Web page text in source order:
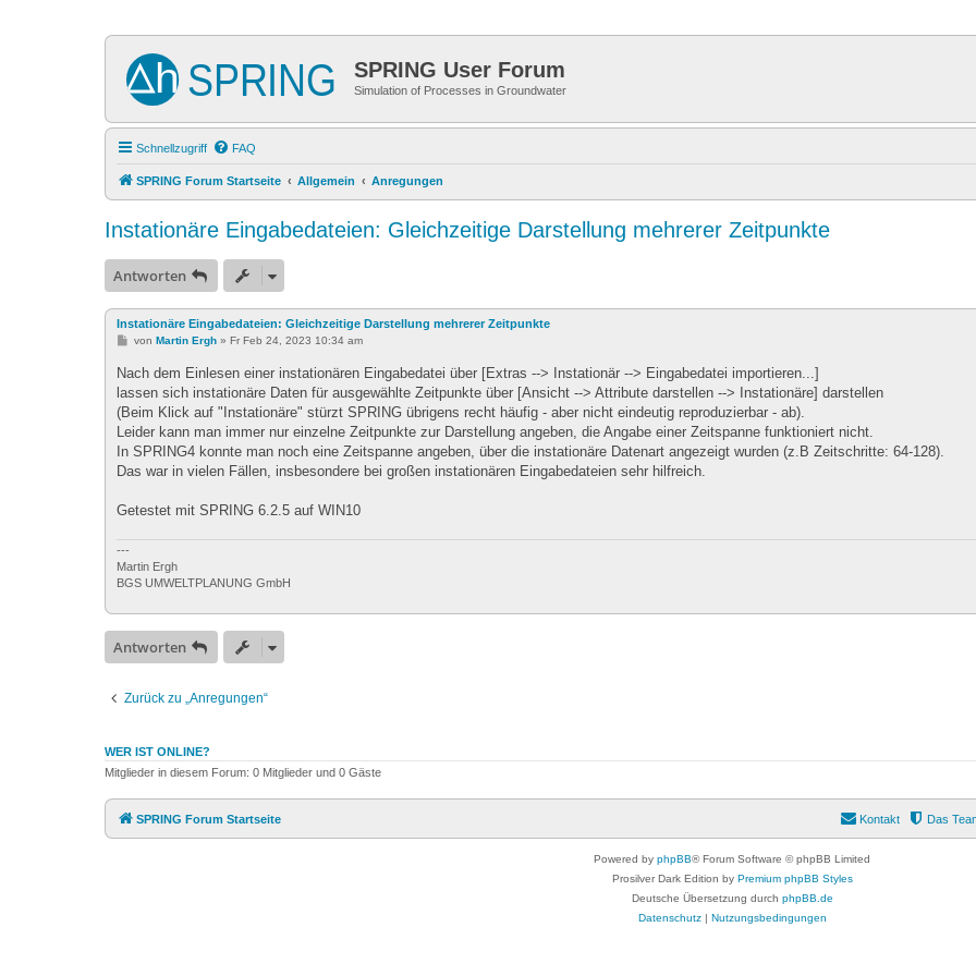
SPRING User Forum
Simulation of Processes in Groundwater
Schnellzugriff FAQ
SPRING Forum Startseite Allgemein Anregungen
Instationäre Eingabedateien: Gleichzeitige Darstellung mehrerer Zeitpunkte
Antworten
Instationäre Eingabedateien: Gleichzeitige Darstellung mehrerer Zeitpunkte
B
t
r
g
von Martin Ergh» Fr Feb 24, 2023 10:34 am
Nach dem Einlesen einer instationären Eingabedatei über [Extras --> Instationär --> Eingabedatei importieren...]
lassen sich instationäre Daten für ausgewählte Zeitpunkte über [Ansicht --> Attribute darstellen --> Instationäre] darstellen
(Beim Klick auf "Instationäre" stürzt SPRING übrigens recht häufig - aber nicht eindeutig reproduzierbar - ab).
Leider kann man immer nur einzelne Zeitpunkte zur Darstellung angeben, die Angabe einer Zeitspanne funktioniert nicht.
In SPRING4 konnte man noch eine Zeitspanne angeben, über die instationäre Datenart angezeigt wurden (z.B Zeitschritte: 64-128).
Das war in vielen Fällen, insbesondere bei großen instationären Eingabedateien sehr hilfreich.
Getestet mit SPRING 6.2.5 auf WIN10
---
Martin Ergh
BGS UMWELTPLANUNG GmbH
Antworten
Zurück zu „Anregungen“
WER IST ONLINE?
Mitglieder in diesem Forum: 0 Mitglieder und 0 Gäste
SPRING Forum Startseite Das
Kontakt
Powered by phpBB® Forum Software © phpBB Limited
Prosilver Dark Edition by Premium phpBB Styles
Deutsche Übersetzung durch phpBB.de
Datenschutz| Nutzungsbedingungen